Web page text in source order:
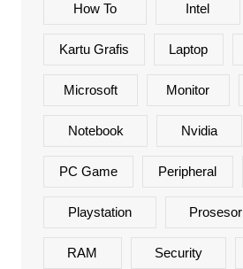
How To Intel
Kartu Grafis Laptop
Microsoft Monitor
Notebook Nvidia
PC Game Peripheral
Playstation Prosesor
RAM Security